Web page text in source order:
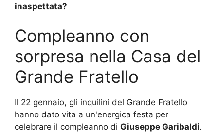
inaspettata?
Compleanno con
sorpresa nella Casa del
Grande Fratello
Il 22 gennaio, gli inquilini del Grande Fratello
hanno dato vita a un'energica festa per
celebrare il compleanno di Giuseppe Garibaldi.